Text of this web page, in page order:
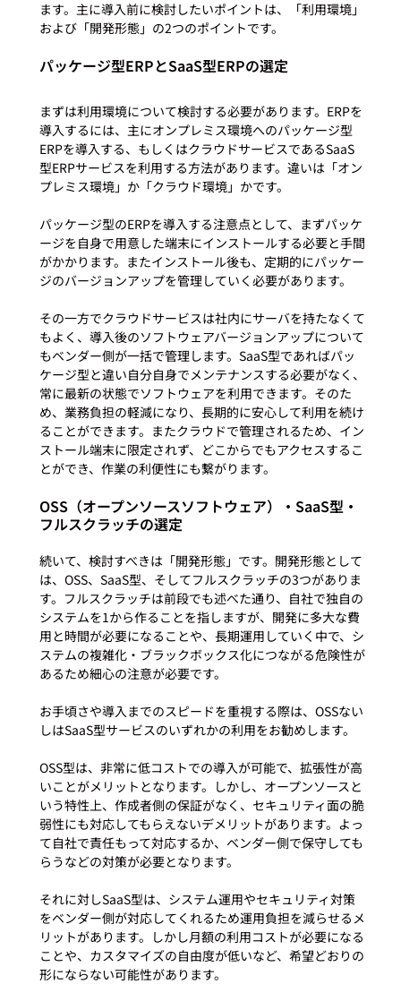
ます。主に導入前に検討したいポイントは、「利用環境」
パッケージ型ERPとSaaS型ERPの選定
まずは利用環境について検討する必要があります。ERPを
導入するには、主にオンプレミス環境へのパッケージ型
ERPを導入する、もしくはクラウドサービスであるSaaS
型ERPサービスを利用する方法があります。違いは「オン
プレミス環境」か「クラウド環境」かです。
パッケージ型のERPを導入する注意点として、まずパッケ
ージを自身で用意した端末にインストールする必要と手間
がかかります。またインストール後も、定期的にパッケー
ジのバージョンアップを管理していく必要があります。
その一方でクラウドサービスは社内にサーバを持たなくて
もよく、導入後のソフトウェアバージョンアップについて
もベンダー側が一括で管理します。SaaS型であればパッ
ケージ型と違い自分自身でメンテナンスする必要がなく、
常に最新の状態でソフトウェアを利用できます。そのた
め、業務負担の軽減になり、長期的に安心して利用を続け
ることができます。またクラウドで管理されるため、イン
ストール端末に限定されず、どこからでもアクセスするこ
OSS（オープンソースソフトウェア）・SaaS型・
フルスクラッチの選定
続いて、検討すべきは「開発形態」です。開発形態として
は、OSS、SaaS型、そしてフルスクラッチの3つがありま
す。フルスクラッチは前段でも述べた通り、自社で独自の
システムを1から作ることを指しますが、開発に多大な費
用と時間が必要になることや、長期運用していく中で、シ
ステムの複雑化・ブラックボックス化につながる危険性が
あるため細心の注意が必要です。
お手頃さや導入までのスピードを重視する際は、OSSない
しはSaaS型サービスのいずれかの利用をお勧めします。
OSS型は、非常に低コストでの導入が可能で、拡張性が高
いことがメリットとなります。しかし、オープンソースと
いう特性上、作成者側の保証がなく、セキュリティ面の脆
弱性にも対応してもらえないデメリットがあります。よっ
て自社で責任もって対応するか、ベンダー側で保守しても
らうなどの対策が必要となります。
それに対しSaaS型は、システム運用やセキュリティ対策
をベンダー側が対応してくれるため運用負担を減らせるメ
リットがあります。しかし月額の利用コストが必要になる
ことや、カスタマイズの自由度が低いなど、希望どおりの
形にならない可能性があります。